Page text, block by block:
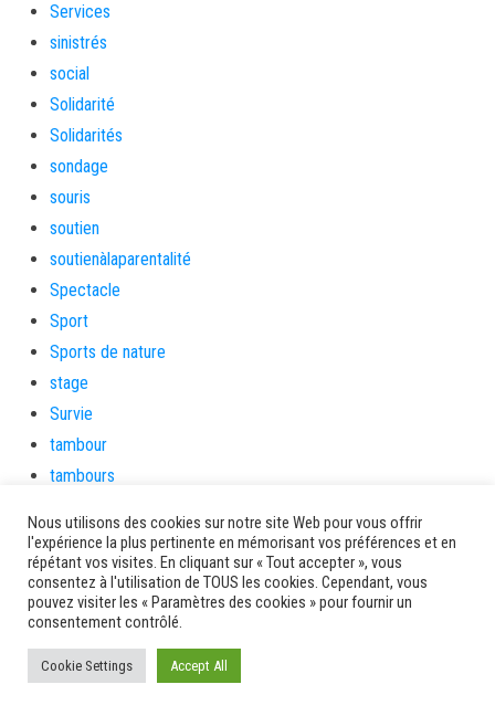
Services
sinistrés
social
Solidarité
Solidarités
sondage
souris
soutien
soutienàlaparentalité
Spectacle
Sport
Sports de nature
stage
Survie
tambour
tambours
Terres de patrimoine et de culture
Terres gourmandes
théâtre
Tourisme
toussaint
Nous utilisons des cookies sur notre site Web pour vous offrir
l'expérience la plus pertinente en mémorisant vos préférences et en
répétant vos visites. En cliquant sur « Tout accepter », vous
consentez à l'utilisation de TOUS les cookies. Cependant, vous
pouvez visiter les « Paramètres des cookies » pour fournir un
consentement contrôlé.
Cookie Settings Accept All